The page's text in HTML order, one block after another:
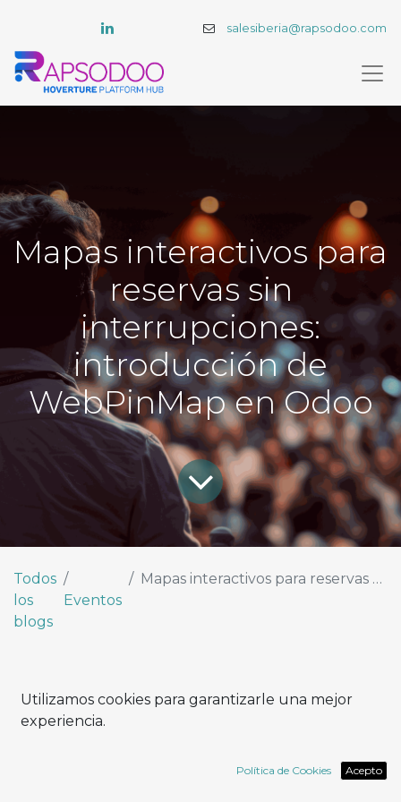
salesiberia@rapsodoo.com
Mapas interactivos para
reservas sin
interrupciones:
introducción de
WebPinMap en Odoo
Todos
los
blogs
Eventos
Mapas interactivos para reservas sin interrupciones: introducción de WebPinMap en Odoo
Utilizamos cookies para garantizarle una mejor
experiencia.
Política de Cookies Acepto